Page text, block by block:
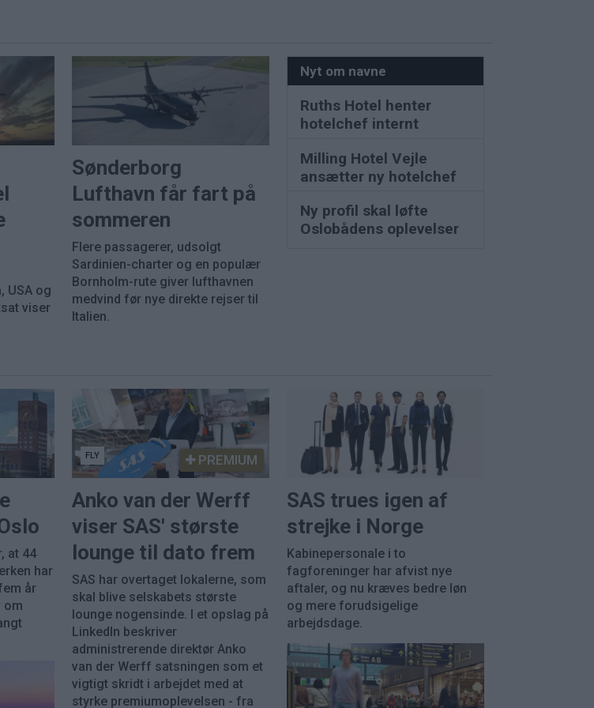
USA og
viser
Sønderborg
Lufthavn får fart på
sommeren
Flere passagerer, udsolgt
Sardinien-charter og en populær
Bornholm-rute giver lufthavnen
medvind før nye direkte rejser til
Italien.
Nyt om navne
Ruths Hotel henter
hotelchef internt
Milling Hotel Vejle
ansætter ny hotelchef
Ny profil skal løfte
Oslobådens oplevelser
at 44
har
år
om
FLY PREMIUM
Anko van der Werff
viser SAS' største
lounge til dato frem
SAS har overtaget lokalerne, som
skal blive selskabets største
lounge nogensinde. I et opslag på
LinkedIn beskriver
administrerende direktør Anko
van der Werff satsningen som et
vigtigt skridt i arbejdet med at
styrke premiumoplevelsen - fra
SAS trues igen af
strejke i Norge
Kabinepersonale i to
fagforeninger har afvist nye
aftaler, og nu kræves bedre løn
og mere forudsigelige
arbejdsdage.